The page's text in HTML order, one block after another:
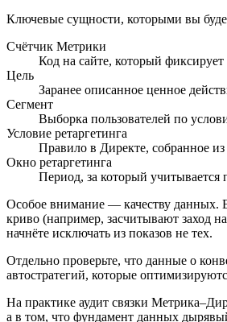
Ключевые сущности, которыми вы
Счётчик Метрики
Код на сайте, который
Цель
Заранее описанное ценное
Сегмент
Выборка пользователей по
Условие ретаргетинга
Правило в Директе, собранное
Окно ретаргетинга
Период, за который учитывается
Особое внимание — качеству данных.
криво (например, засчитывают заход
начнёте исключать из показов не тех.
Отдельно проверьте, что данные о
автостратегий, которые
На практике аудит связки
а в том, что фундамент данных